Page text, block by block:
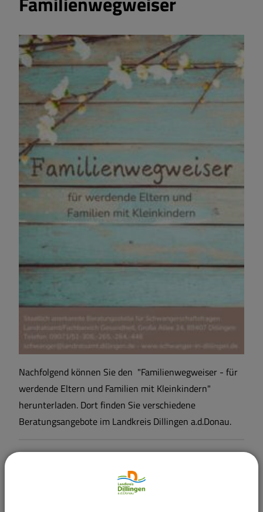
Familie
Koordinierende Kinderschutzstelle
Stipendienprogramm für
Medizinstudierende
Pflegestützpunkt
Kreiskliniken Dillingen-Wertingen
gGmbH
Staatlich anerkannte
Schwangerschaftsfragen
Informationen für Senioren
Nachfolgend können Sie den "Familienwegweiser - für
werdende Eltern und Familien mit Kleinkindern"
herunterladen. Dort finden Sie verschiedene
Beratungsangebote im Landkreis Dillingen a.d.Donau.
(33,02 MB)
Familienwegweiser - für werdende Eltern und
Familien mit Kleinkindern